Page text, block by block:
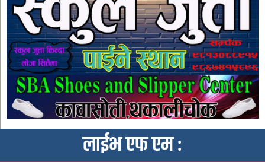
लाईभ एफ एम :